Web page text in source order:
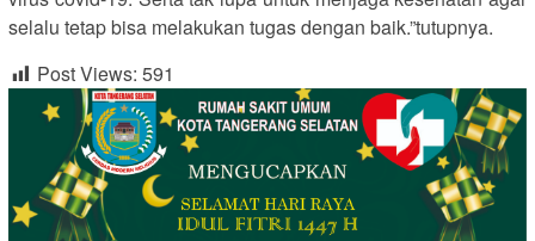
selalu tetap bisa melakukan tugas dengan baik.”tutupnya.
Post Views: 591